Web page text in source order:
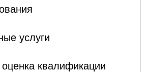
услуги
квалификации